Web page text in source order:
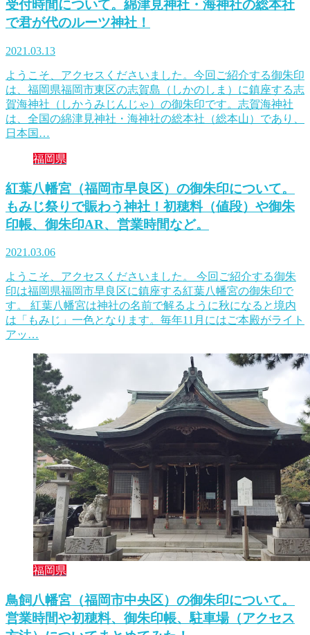
受付時間について。綿津見神社・海神社の総本社
で君が代のルーツ神社！
2021.03.13
ようこそ、アクセスくださいました。今回ご紹介する御朱印
は、福岡県福岡市東区の志賀島（しかのしま）に鎮座する志
賀海神社（しかうみじんじゃ）の御朱印です。志賀海神社
は、全国の綿津見神社・海神社の総本社（総本山）であり、
日本国…
福岡県
紅葉八幡宮（福岡市早良区）の御朱印について。
もみじ祭りで賑わう神社！初穂料（値段）や御朱
印帳、御朱印AR、営業時間など。
2021.03.06
ようこそ、アクセスくださいました。 今回ご紹介する御朱
印は福岡県福岡市早良区に鎮座する紅葉八幡宮の御朱印で
す。 紅葉八幡宮は神社の名前で解るように秋になると境内
は「もみじ」一色となります。毎年11月にはご本殿がライト
アッ…
福岡県
鳥飼八幡宮（福岡市中央区）の御朱印について。
営業時間や初穂料、御朱印帳、駐車場（アクセス